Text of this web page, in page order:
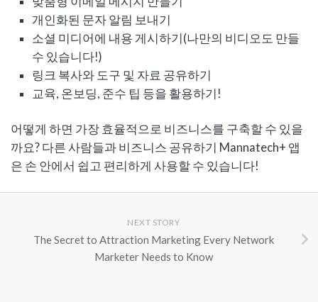
개인화된 문자 알림 보내기
소셜 미디어에 내용 게시하기(나만의 비디오도 만들
수 있습니다!)
링크 복사와 도구 및 자료 공유하기
교육, 온보딩, 준수 팁 등을 활용하기!
어떻게 하면 가장 효율적으로 비즈니스를 구축할 수 있을
까요? 다른 사람들과 비즈니스 공유하기 Mannatech+ 앱
은 손 안에서 쉽고 편리하게 사용할 수 있습니다!
NEXT STORY
The Secret to Attraction Marketing Every Network
Marketer Needs to Know